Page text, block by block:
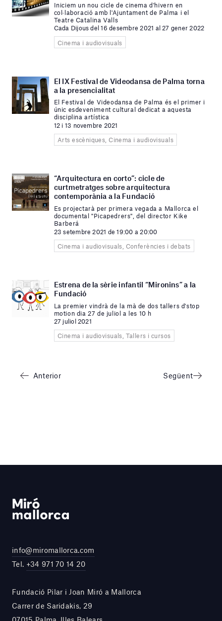
Iniciem un nou cicle de cinema d'hivern en
col·laboració amb l'Ajuntament de Palma i el
Teatre Catalina Valls
Cada Dijous del 16 desembre 2021 al 27 gener 2022
Cinema i audiovisuals
El IX Festival de Videodansa de Palma torna
a la presencialitat
El Festival de Videodansa de Palma és el primer i
únic esdeveniment cultural dedicat a aquesta
disciplina artística
12 i 13 novembre 2021
Arts escèniques, Cinema i audiovisuals
“Arquitectura en corto”: cicle de
curtmetratges sobre arquitectura
contemporània a la Fundació
Es projectarà per primera vegada a Mallorca el
documental "Picapedrers", del director Kike
Barberá
23 setembre 2021 de 19:00 a 20:00
Cinema i audiovisuals, Conferències i debats
Estrena de la sèrie infantil “Mironins” a la
Fundació
La premier vindrà de la mà de dos tallers d'stop
motion dia 27 de juliol a les 10 h
27 juliol 2021
Cinema i audiovisuals, Tallers i cursos
Anterior Següent
info@miromallorca.com
Tel. +34 971 70 14 20
Fundació Pilar i Joan Miró a Mallorca
Carrer de Saridakis, 29